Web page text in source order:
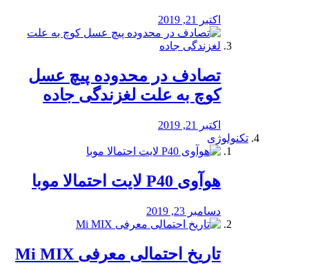
اکتبر 21, 2019
تصادف در محدوده پیچ عسل
کوچ به علت لغزندگی جاده
اکتبر 21, 2019
تکنولوژی
هوآوی P40 لایت احتمالا موبا
دسامبر 23, 2019
تاریخ احتمالی معرفی Mi MIX